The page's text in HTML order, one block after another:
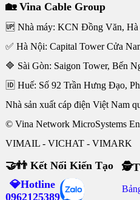
🏡 Vina Cable Group
🆙 Nhà máy: KCN Đồng Văn, Hà
✅ Hà Nội: Capital Tower Cửa
🔷 Sài Gòn: Saigon Tower, Bến
🆔 Huế: Số 92 Trần Hưng Đạo,
Nhà sản xuất cáp điện Việt Nam
© Vina Network MicroSystems
VIMAIL - VICHAT - VIMARK
🤝👬 Kết Nối Kiến Tạo
💎Hotline
0962125389